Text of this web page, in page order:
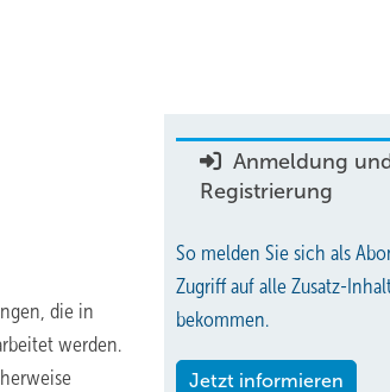
die in
werden.
Anmeldung und
Registrierung
So melden Sie sich als
Zugriff auf alle Zusatz-
bekommen.
Jetzt informieren